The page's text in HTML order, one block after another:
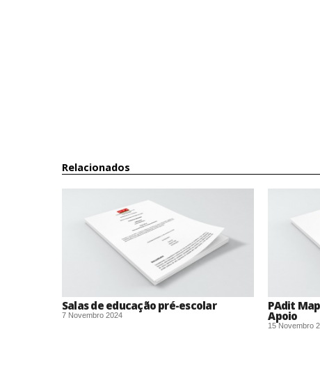
Relacionados
Salas de educação pré-escolar
7 Novembro 2024
PAdit
Apoio
15 Novembro